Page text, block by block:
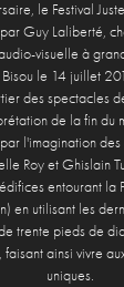
le Festival
Guy Laliberté,
visuelle à
le 14 juillet
des spectacles
de la fin du
l'imagination
RoyetGhislain
entourant la
) en utilisant les
trente pieds de
ainsi vivre
uniques.